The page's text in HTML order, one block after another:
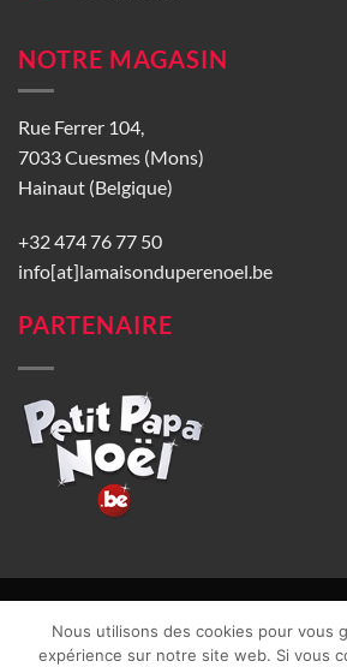
NOTRE MAGASIN
Rue Ferrer 104,
7033 Cuesmes (Mons)
Hainaut (Belgique)
+32 474 76 77 50
info[at]lamaisonduperenoel.be
PARTENAIRE
CGU| Vie privée| TVA : BE0840965749 |
Nous utilisons des cookies pour vous
expérience sur notre site web. Si vous